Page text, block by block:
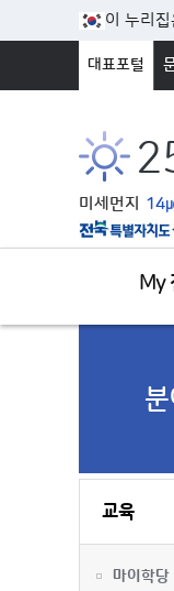
본문바로가기 이 누리
대표포털
미세먼지 14
My
교육
마이학당